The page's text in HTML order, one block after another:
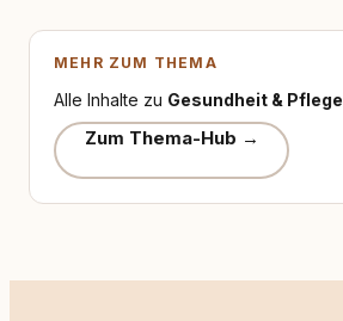
MEHR ZUM THEMA
Alle Inhalte zu Gesundheit & Pflege
Zum Thema-Hub →